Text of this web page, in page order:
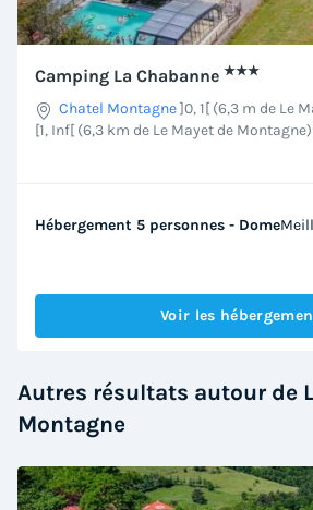
Camping La Chabanne ★★★
Chatel Montagne]0, 1[ (6,3 m de Le
[1, Inf[ (6,3 km de Le Mayet de Montagne)
Hébergement 5 personnes - Dome
Voir les
Autres résultats autour de
Montagne